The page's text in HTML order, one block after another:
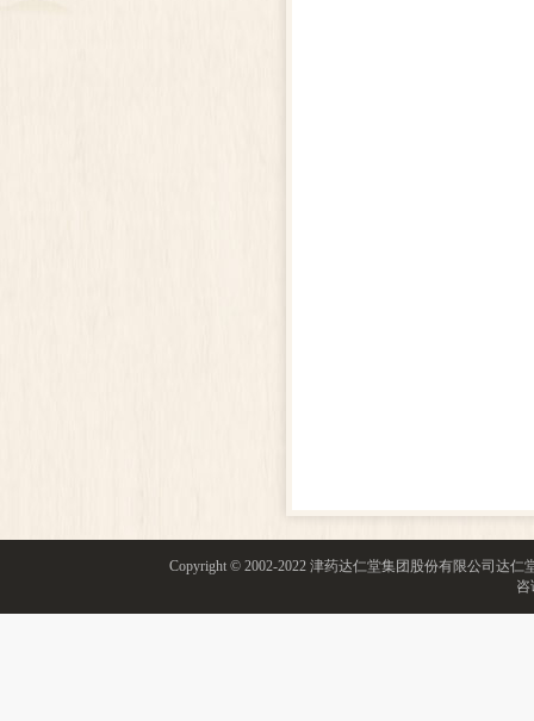
Copyright © 2002-2022 津药达仁堂集团股份有限公司